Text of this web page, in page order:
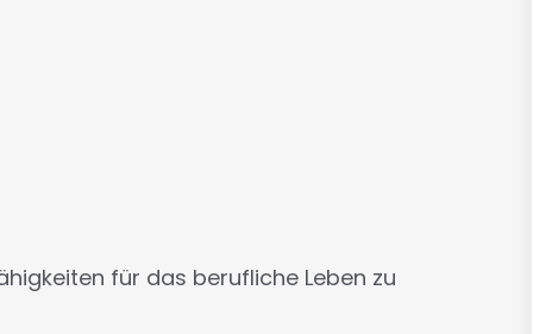
für das berufliche Leben zu